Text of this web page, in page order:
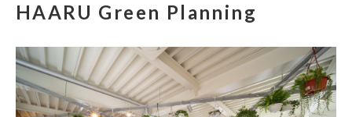
HAARU Green Planning